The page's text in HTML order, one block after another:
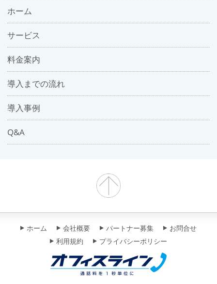
ホーム
サービス
料金案内
導入までの流れ
導入事例
Q&A
ホーム 会社概要 パートナー募集
お問合せ
利用規約
プライバシーポリシー